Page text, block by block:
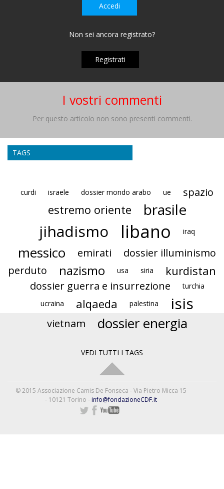
Accedi
Non sei ancora registrato?
Registrati
I vostri commenti
Per questo articolo non sono presenti commenti.
TAGS
curdi israele dossier mondo arabo ue spazio
estremo oriente brasile
jihadismo libano iraq
messico emirati
dossier illuminismo
perduto
nazismo usa siria kurdistan
dossier guerra e insurrezione
turchia
ucraina
alqaeda palestina isis
vietnam dossier energia
VEDI TUTTI I TAGS
© 2015 Associazione Camis De Fonseca - Via Pietro Micca 15
- 10121 Torino - info@fondazioneCDF.it